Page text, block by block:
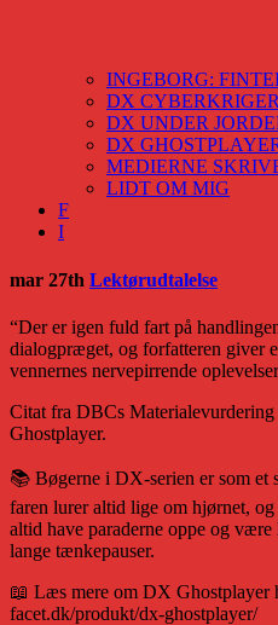
INGEBORG:
DX
DX UNDER
DX
MEDIERNE
LIDT OM MIG
F
I
mar 27th Lektørudtalelse
“Der er igen fuld fart på
dialogpræget, og forfatteren giver
vennernes nervepirrende
Citat fra DBCs
Ghostplayer.
📚 Bøgerne i DX-serien er som et
faren lurer altid lige om hjørnet,
altid have paraderne oppe og
lange tænkepauser.
📖 Læs mere om DX Ghostplayer
facet.dk/produkt/dx-ghostplayer/